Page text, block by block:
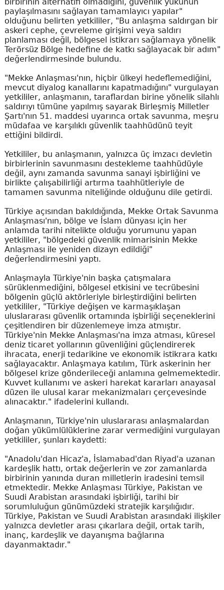
paylaşılmasını sağlayan tamamlayıcı yapılar"
olduğunu belirten yetkililer, "Bu anlaşma saldırgan bir
askeri cephe, çevreleme girişimi veya saldırı
planlaması değil, bölgesel istikrarı sağlamaya yönelik
Terörsüz Bölge hedefine de katkı sağlayacak bir adım"
değerlendirmesinde bulundu.
"Mekke Anlaşması'nın, hiçbir ülkeyi hedeflemediğini,
mevcut diyalog kanallarını kapatmadığını" vurgulayan
yetkililer, anlaşmanın, taraflardan birine yönelik silahlı
saldırıyı tümüne yapılmış sayarak Birleşmiş Milletler
Şartı'nın 51. maddesi uyarınca ortak savunma, meşru
müdafaa ve karşılıklı güvenlik taahhüdünü teyit
ettiğini bildirdi.
Yetkililer, bu anlaşmanın, yalnızca üç imzacı devletin
birbirlerinin savunmasını destekleme taahhüdüyle
değil, aynı zamanda savunma sanayi işbirliğini ve
birlikte çalışabilirliği artırma taahhütleriyle de
tamamen savunma niteliğinde olduğunu dile getirdi.
Türkiye açısından bakıldığında, Mekke Ortak Savunma
Anlaşması'nın, bölge ve İslam dünyası için her
anlamda tarihi nitelikte olduğu yorumunu yapan
yetkililer, "bölgedeki güvenlik mimarisinin Mekke
Anlaşması ile yeniden dizayn edildiği"
değerlendirmesini yaptı.
Anlaşmayla Türkiye'nin başka çatışmalara
sürüklenmediğini, bölgesel etkisini ve tecrübesini
bölgenin güçlü aktörleriyle birleştirdiğini belirten
yetkililer, "Türkiye değişen ve karmaşıklaşan
uluslararası güvenlik ortamında işbirliği seçeneklerini
çeşitlendiren bir düzenlemeye imza atmıştır.
Türkiye'nin Mekke Anlaşması'na imza atması, küresel
deniz ticaret yollarının güvenliğini güçlendirerek
ihracata, enerji tedarikine ve ekonomik istikrara katkı
sağlayacaktır. Anlaşmaya katılım, Türk askerinin her
bölgesel krize gönderileceği anlamına gelmemektedir.
Kuvvet kullanımı ve askeri harekat kararları anayasal
düzen ile ulusal karar mekanizmaları çerçevesinde
alınacaktır." ifadelerini kullandı.
Anlaşmanın, Türkiye'nin uluslararası anlaşmalardan
doğan yükümlülüklerine zarar vermediğini vurgulayan
yetkililer, şunları kaydetti:
"Anadolu'dan Hicaz'a, İslamabad'dan Riyad'a uzanan
kardeşlik hattı, ortak değerlerin ve zor zamanlarda
birbirinin yanında duran milletlerin iradesini temsil
etmektedir. Mekke Anlaşması Türkiye, Pakistan ve
Suudi Arabistan arasındaki işbirliği, tarihi bir
sorumluluğun günümüzdeki stratejik karşılığıdır.
Türkiye, Pakistan ve Suudi Arabistan arasındaki ilişkiler
yalnızca devletler arası çıkarlara değil, ortak tarih,
inanç, kardeşlik ve dayanışma bağlarına
dayanmaktadır."